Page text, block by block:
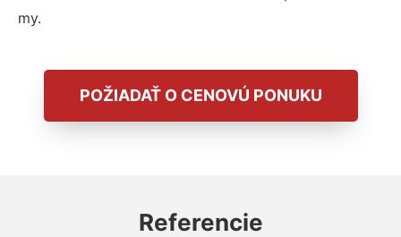
my.
POŽIADAŤ O CENOVÚ PONUKU
Referencie